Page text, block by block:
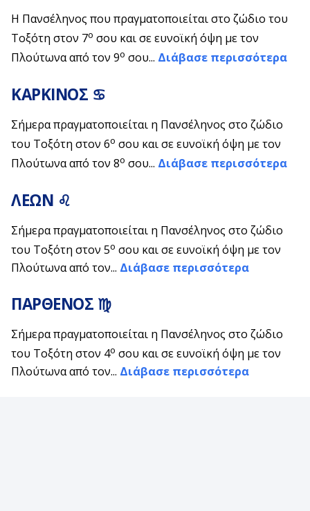
Η Πανσέληνος που πραγματοποιείται στο ζώδιο του
Τοξότη στον 7ο σου και σε ευνοϊκή όψη με τον
Πλούτωνα από τον 9ο σου... Διάβασε περισσότερα
ΚΑΡΚΙΝΟΣ ♋
Σήμερα πραγματοποιείται η Πανσέληνος στο ζώδιο
του Τοξότη στον 6ο σου και σε ευνοϊκή όψη με τον
Πλούτωνα από τον 8ο σου... Διάβασε περισσότερα
ΛΕΩΝ ♌
Σήμερα πραγματοποιείται η Πανσέληνος στο ζώδιο
του Τοξότη στον 5ο σου και σε ευνοϊκή όψη με τον
Πλούτωνα από τον... Διάβασε περισσότερα
ΠΑΡΘΕΝΟΣ ♍
Σήμερα πραγματοποιείται η Πανσέληνος στο ζώδιο
του Τοξότη στον 4ο σου και σε ευνοϊκή όψη με τον
Πλούτωνα από τον... Διάβασε περισσότερα